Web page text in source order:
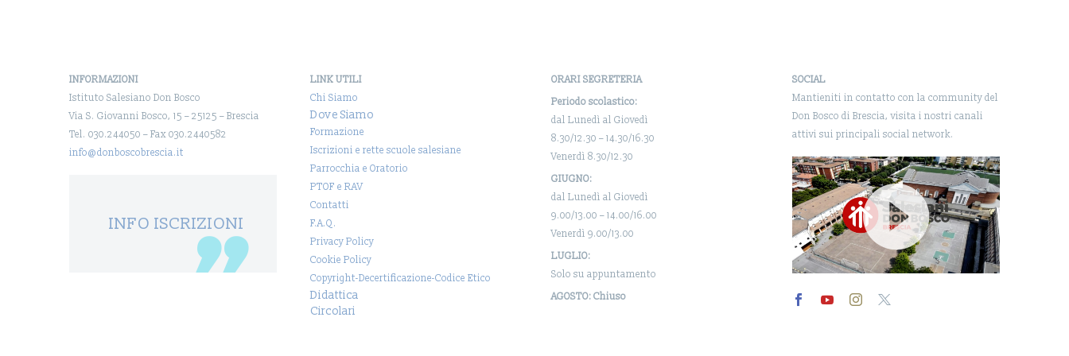
INFORMAZIONI
Istituto Salesiano Don Bosco
Via S. Giovanni Bosco, 15 – 25125 – Brescia
Tel. 030.244050 – Fax 030.2440582
info@donboscobrescia.it
INFO ISCRIZIONI
LINK UTILI
Chi Siamo
Dove Siamo
Formazione
Iscrizioni e rette scuole salesiane
Parrocchia e Oratorio
PTOF e RAV
Contatti
F.A.Q.
Privacy Policy
Cookie Policy
Copyright-Decertificazione-Codice Etico
Didattica
Circolari
ORARI SEGRETERIA
Periodo scolastico:
dal Lunedì al Giovedì
8.30/12.30 – 14.30/16.30
Venerdì 8.30/12.30
GIUGNO:
dal Lunedì al Giovedì
9.00/13.00 – 14.00/16.00
Venerdì 9.00/13.00
LUGLIO:
Solo su appuntamento
AGOSTO: Chiuso
SOCIAL
Mantieniti in contatto con la community del
Don Bosco di Brescia, visita i nostri canali
attivi sui principali social network.
Player